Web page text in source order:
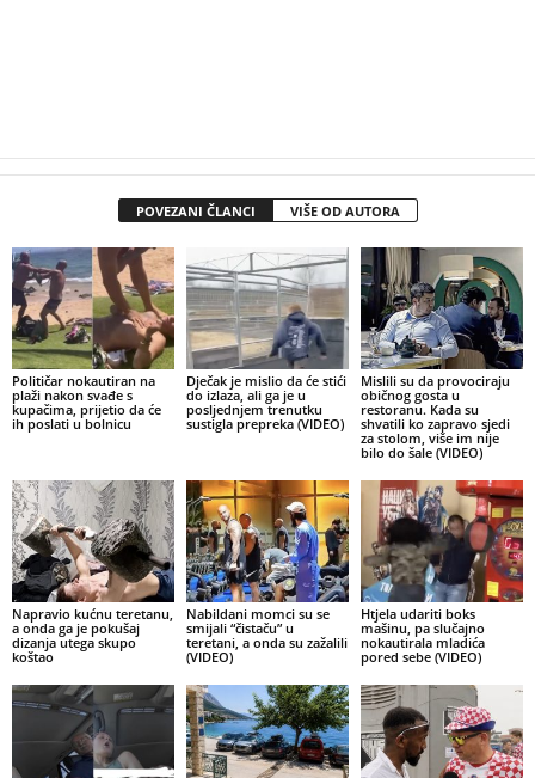
POVEZANI ČLANCI VIŠE OD AUTORA
Političar nokautiran na
plaži nakon svađe s
kupačima, prijetio da će
ih poslati u bolnicu
Dječak je mislio da će stići
do izlaza, ali ga je u
posljednjem trenutku
sustigla prepreka (VIDEO)
Mislili su da provociraju
običnog gosta u
restoranu. Kada su
shvatili ko zapravo sjedi
za stolom, više im nije
bilo do šale (VIDEO)
Napravio kućnu teretanu,
a onda ga je pokušaj
dizanja utega skupo
koštao
Nabildani momci su se
smijali “čistaču” u
teretani, a onda su zažalili
(VIDEO)
Htjela udariti boks
mašinu, pa slučajno
nokautirala mladića
pored sebe (VIDEO)